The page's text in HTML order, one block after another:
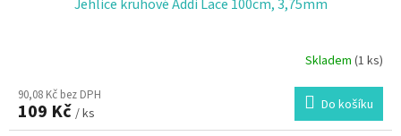
Jehlice kruhové Addi Lace 100cm, 3,75mm
Skladem (1 ks)
90,08 Kč bez DPH
109 Kč / ks Do košíku